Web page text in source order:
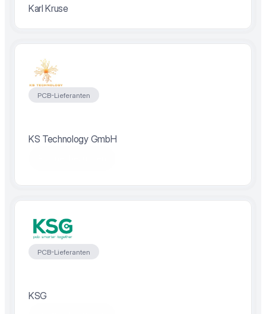
Karl Kruse
PCB-Lieferanten
KS Technology GmbH
PCB-Lieferanten
KSG